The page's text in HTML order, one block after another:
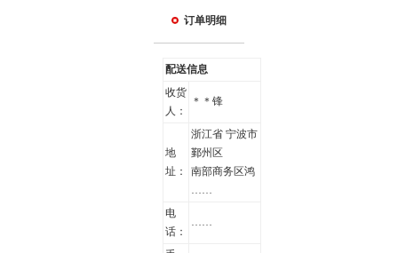
订单明细
配送信息
收货
人：
＊＊锋
地
址：
浙江省 宁波市
鄞州区
南部商务区鸿
……
电
话：
……